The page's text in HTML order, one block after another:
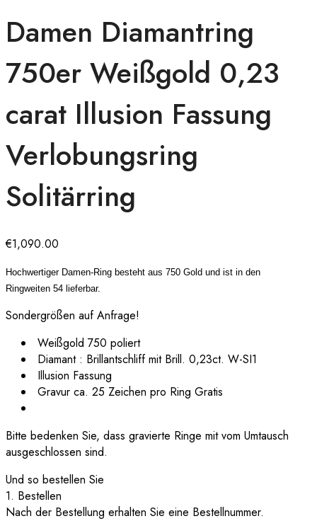
Damen Diamantring
750er Weißgold 0,23
carat Illusion Fassung
Verlobungsring
Solitärring
€1,090.00
Hochwertiger Damen-Ring besteht aus 750 Gold und ist in den
Ringweiten 54 lieferbar.
Sondergrößen auf Anfrage!
Weißgold 750 poliert
Diamant : Brillantschliff mit Brill. 0,23ct. W-SI1
Illusion Fassung
Gravur ca. 25 Zeichen pro Ring Gratis
Bitte bedenken Sie, dass gravierte Ringe mit vom Umtausch
ausgeschlossen sind.
Und so bestellen Sie
1. Bestellen
Nach der Bestellung erhalten Sie eine Bestellnummer.